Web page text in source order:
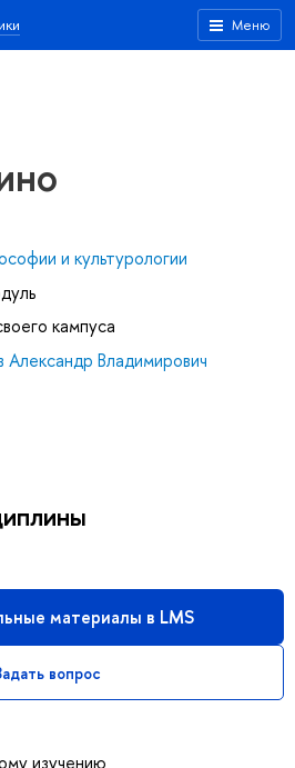
Меню
и культурологии
кампуса
Александр Владимирович
материалы в LMS
вопрос
изучению